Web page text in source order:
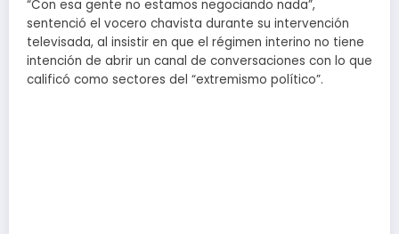
“Con esa gente no estamos negociando nada”,
sentenció el vocero chavista durante su intervención
televisada, al insistir en que el régimen interino no tiene
intención de abrir un canal de conversaciones con lo que
calificó como sectores del “extremismo político”.